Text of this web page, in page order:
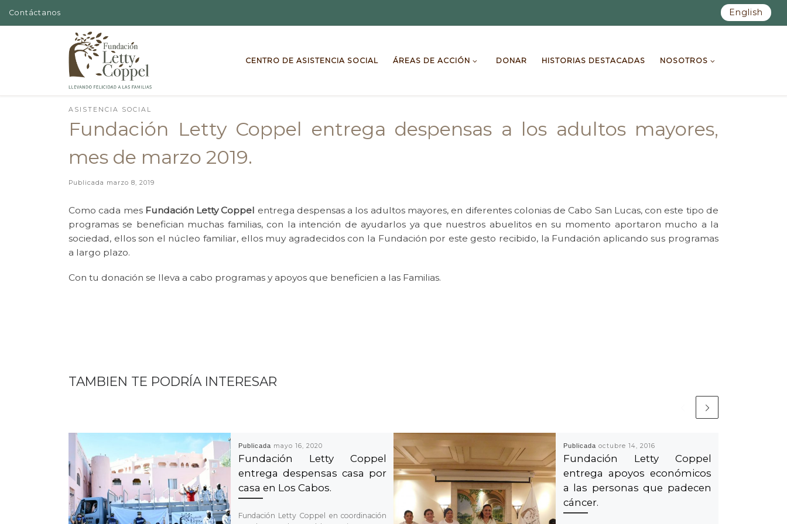
Skip to content
Contáctanos English
CENTRO DE ASISTENCIA SOCIAL ÁREAS DE ACCIÓN DONAR HISTORIAS DESTACADAS NOSOTROS
ASISTENCIA SOCIAL
Fundación Letty Coppel entrega despensas a los adultos mayores,
mes de marzo 2019.
Publicada marzo 8, 2019
Como cada mes Fundación Letty Coppel entrega despensas a los adultos mayores, en diferentes colonias de Cabo San Lucas, con este tipo de
programas se benefician muchas familias, con la intención de ayudarlos ya que nuestros abuelitos en su momento aportaron mucho a la
sociedad, ellos son el núcleo familiar, ellos muy agradecidos con la Fundación por este gesto recibido, la Fundación aplicando sus programas
a largo plazo.
Con tu donación se lleva a cabo programas y apoyos que beneficien a las Familias.
TAMBIEN TE PODRÍA INTERESAR
Publicada mayo 16, 2020
Fundación Letty Coppel
entrega despensas casa por
casa en Los Cabos.
Fundación Letty Coppel en coordinación
Publicada octubre 14, 2016
Fundación Letty Coppel
entrega apoyos económicos
a las personas que padecen
cáncer.